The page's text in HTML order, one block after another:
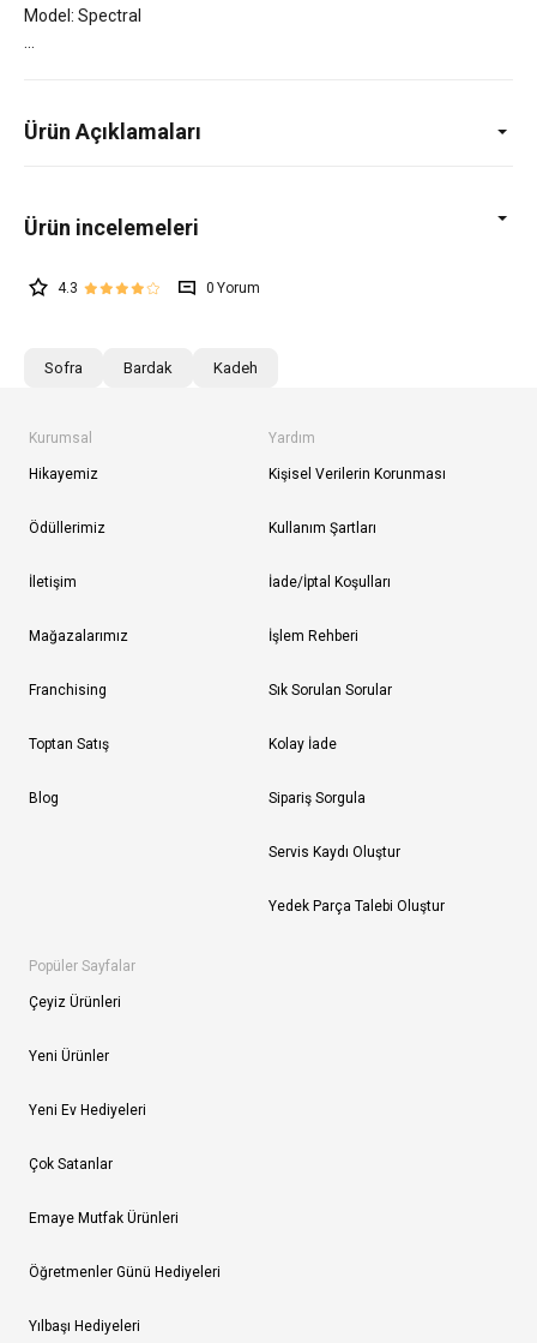
Model: Spectral
Ürün Açıklamaları
4.3 0
Sofra Bardak Kadeh
Kurumsal
Hikayemiz
Ödüllerimiz
İletişim
Mağazalarımız
Franchising
Toptan Satış
Blog
Yardım
Kişisel Verilerin Korunması
Kullanım Şartları
İade/İptal Koşulları
İşlem Rehberi
Sık Sorulan Sorular
Kolay İade
Sipariş Sorgula
Servis Kaydı Oluştur
Yedek Parça Talebi Oluştur
Popüler Sayfalar
Çeyiz Ürünleri
Yeni Ürünler
Yeni Ev Hediyeleri
Çok Satanlar
Emaye Mutfak Ürünleri
Öğretmenler Günü Hediyeleri
Yılbaşı Hediyeleri